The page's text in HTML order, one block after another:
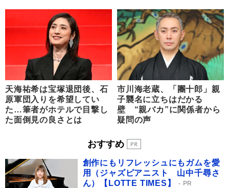
天海祐希は宝塚退団後、石
原軍団入りを希望してい
た…筆者がホテルで目撃し
た面倒見の良さとは
市川海老蔵、「團十郎」親
子襲名に立ちはだかる
壁 “親バカ”に関係者から
疑問の声
おすすめ
創作にもリフレッシュにもガムを愛
用（ジャズピアニスト 山中千尋さ
ん）【LOTTE TIMES】
PR